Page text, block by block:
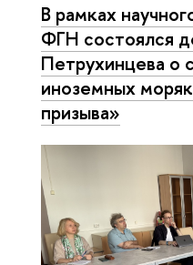
В рамках
ФГН состоялся
Петрухинцева о
иноземных
призыва»